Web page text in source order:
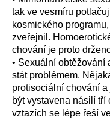
tak ve vesmíru
kosmického
zveřejnil.
chování je proto
• Sexuální obtěžování
stát problémem.
protisociální chování
být vystavena násilí
vztazích se lépe řeší